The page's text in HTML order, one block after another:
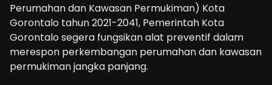
Perumahan dan Kawasan Permukiman) Kota
Gorontalo tahun 2021-2041, Pemerintah Kota
Gorontalo segera fungsikan alat preventif dalam
merespon perkembangan perumahan dan kawasan
permukiman jangka panjang.